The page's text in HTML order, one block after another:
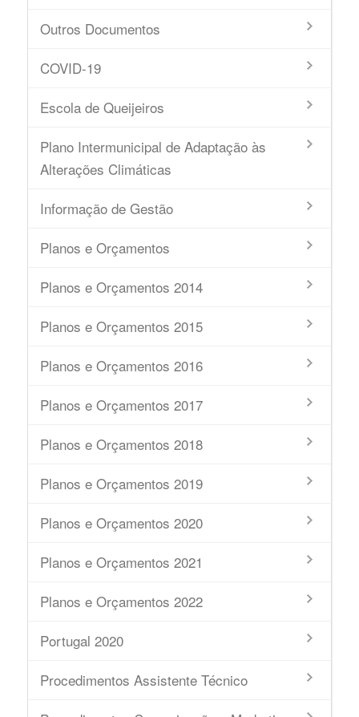
Outros Documentos
COVID-19
Escola de Queijeiros
Plano Intermunicipal de Adaptação às
Alterações Climáticas
Informação de Gestão
Planos e Orçamentos
Planos e Orçamentos 2014
Planos e Orçamentos 2015
Planos e Orçamentos 2016
Planos e Orçamentos 2017
Planos e Orçamentos 2018
Planos e Orçamentos 2019
Planos e Orçamentos 2020
Planos e Orçamentos 2021
Planos e Orçamentos 2022
Portugal 2020
Procedimentos Assistente Técnico